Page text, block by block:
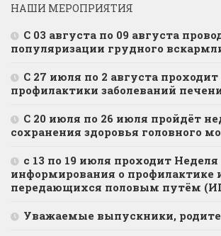
НАШИ МЕРОПРИЯТИЯ
С 03 августа по 09 августа
популяризации грудного
С 27 июля по 2 августа
профилактики заболеваний
С 20 июля по 26 июля пройдёт
сохранения здоровья головного
с 13 по 19 июля проходит Неделя
информирования о профилактике
передающихся половым путём
Уважаемые выпускники,